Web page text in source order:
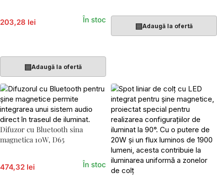
203,28 lei În stoc
▤Adaugă la ofertă
▤Adaugă la ofertă
Difuzor cu Bluetooth sina
magnetica 10W, D65
474,32 lei În stoc